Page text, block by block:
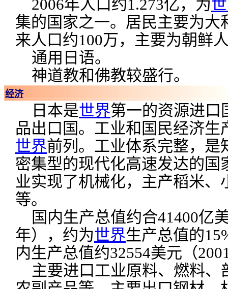
2006年人口约1.273亿，为
集的国家之一。居民主要为大
来人口约100万，主要为朝鲜
通用日语。
神道教和佛教较盛行。
经济
日本是世界第一的资源进口
品出口国。工业和国民经济生
世界前列。工业体系完整，是
密集型的现代化高速发达的国
业实现了机械化，主产稻米、
等。
国内生产总值约合41400亿
年），约为世界生产总值的
内生产总值约32554美元（
主要进口工业原料、燃料、